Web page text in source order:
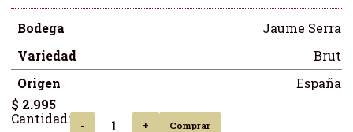
Bodega
Jaume Serra
Variedad
Brut
Origen
España
$ 2.995
Cantidad:
- +
Comprar